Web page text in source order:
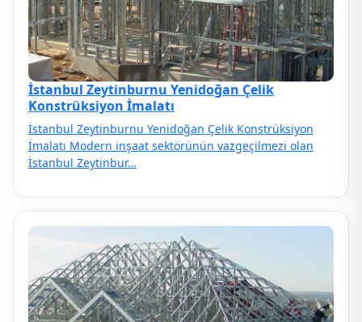
İstanbul Zeytinburnu Yenidoğan Çelik
Konstrüksiyon İmalatı
İstanbul Zeytinburnu Yenidoğan Çelik Konstrüksiyon
İmalatı Modern inşaat sektörünün vazgeçilmezi olan
İstanbul Zeytinbur…